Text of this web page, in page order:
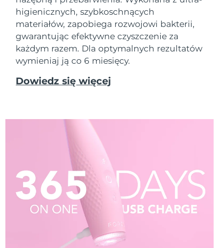
higienicznych, szybkoschnących
materiałów, zapobiega rozwojowi bakterii,
gwarantując efektywne czyszczenie za
każdym razem. Dla optymalnych rezultatów
wymieniaj ją co 6 miesięcy.
Dowiedz się więcej